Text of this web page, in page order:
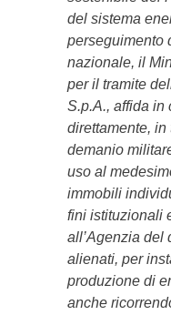
del sistema
perseguimento
nazionale, il
per il tramite
S.p.A., affida in
direttamente, in
demanio
uso al
immobili
fini istituzionali
all’Agenzia del
alienati, per
produzione di
anche